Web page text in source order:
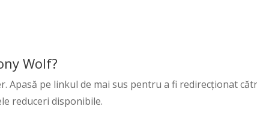
Wolf?
pe linkul de mai sus pentru a fi redirecționat
reduceri disponibile.